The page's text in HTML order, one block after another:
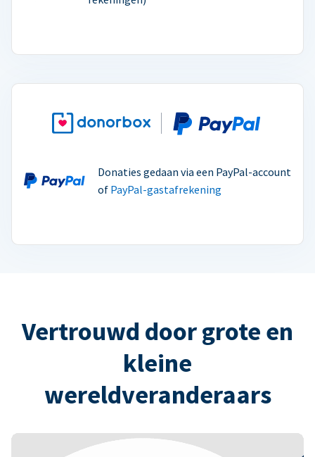
Donaties gedaan via een PayPal-account
of PayPal-gastafrekening
Vertrouwd door grote en
kleine
wereldveranderaars